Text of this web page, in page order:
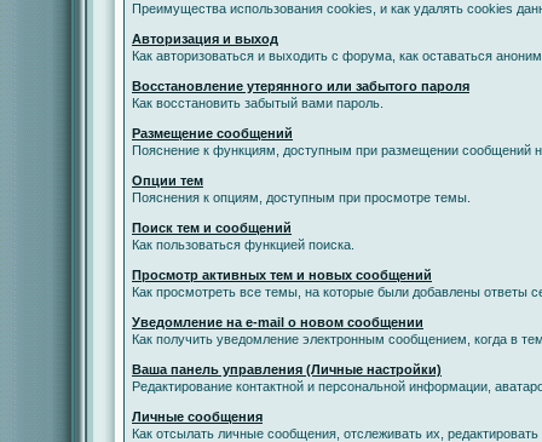
Преимущества использования cookies, и как удалять cookies
Авторизация и выход
Как авторизоваться и выходить с форума, как оставаться
Восстановление утерянного или забытого пароля
Как восстановить забытый вами пароль.
Размещение сообщений
Пояснение к функциям, доступным при размещении сообщений
Опции тем
Пояснения к опциям, доступным при просмотре темы.
Поиск тем и сообщений
Как пользоваться функцией поиска.
Просмотр активных тем и новых сообщений
Как просмотреть все темы, на которые были добавлены ответы
Уведомление на е-mail о новом сообщении
Как получить уведомление электронным сообщением, когда в
Ваша панель управления (Личные настройки)
Редактирование контактной и персональной информации,
Личные сообщения
Как отсылать личные сообщения, отслеживать их,